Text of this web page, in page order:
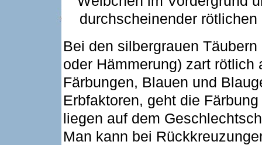
durchscheinender
Bei den silbergrauen
oder Hämmerung) zart
Färbungen, Blauen und
Erbfaktoren, geht die
liegen auf dem
Man kann bei